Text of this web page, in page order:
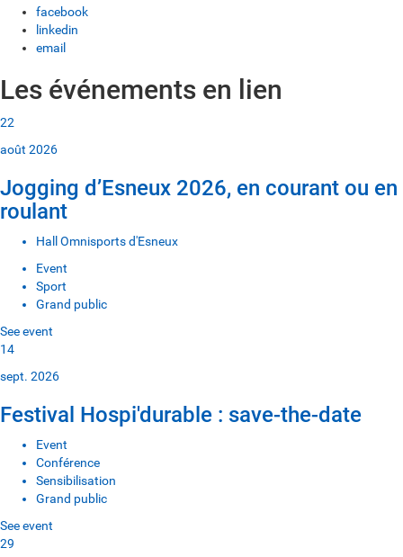
facebook
linkedin
email
Les événements en lien
22
août 2026
Jogging d’Esneux 2026, en courant ou en
roulant
Hall Omnisports d'Esneux
Event
Sport
Grand public
See event
14
sept. 2026
Festival Hospi'durable : save-the-date
Event
Conférence
Sensibilisation
Grand public
See event
29